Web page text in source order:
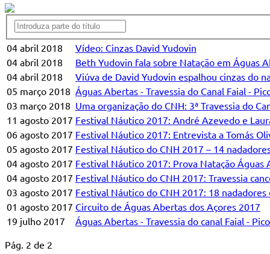
04 abril 2018
Vídeo: Cinzas David Yudovin
04 abril 2018
Beth Yudovin fala sobre Natação em Águas
04 abril 2018
Viúva de David Yudovin espalhou cinzas do
05 março 2018 Águas Abertas - Travessia do Canal Faial -
03 março 2018 Uma organização do CNH: 3ª Travessia do
11 agosto 2017 Festival Náutico 2017: André Azevedo e
06 agosto 2017 Festival Náutico 2017: Entrevista a Tomás
05 agosto 2017 Festival Náutico do CNH 2017 – 14
04 agosto 2017 Festival Náutico 2017: Prova Natação Águas
04 agosto 2017 Festival Náutico do CNH 2017: Travessia
03 agosto 2017 Festival Náutico do CNH 2017: 18
01 agosto 2017 Circuito de Águas Abertas dos Açores 2017
19 julho 2017
Águas Abertas - Travessia do canal Faial - Pico
Pág. 2 de 2